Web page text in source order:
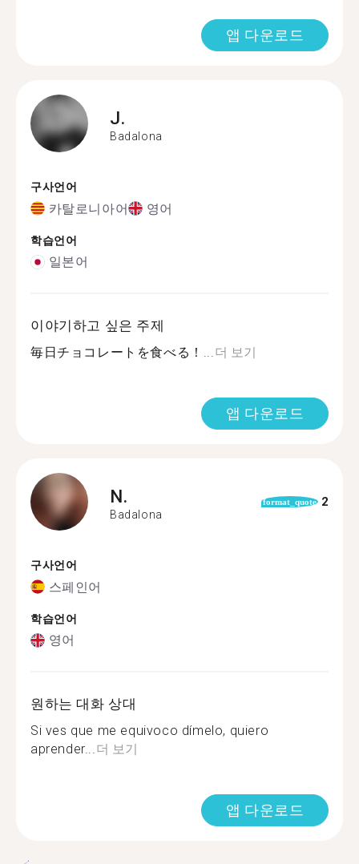
앱 다운로드
J.
Badalona
구사언어
카탈로니아어 영어
학습언어
일본어
이야기하고 싶은 주제
毎日チョコレートを食べる！...더 보기
앱 다운로드
N.
Badalona
format_quote 2
구사언어
스페인어
학습언어
영어
원하는 대화 상대
Si ves que me equivoco dímelo, quiero
aprender...더 보기
앱 다운로드